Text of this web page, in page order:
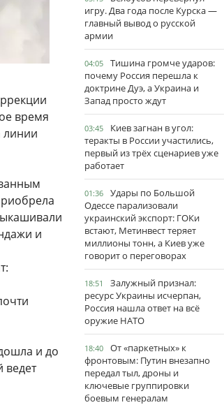
время
линии
и
и до
ведет
игру. Два года после Курска —
главный вывод о русской
армии
04:05
Тишина громче ударов:
почему Россия перешла к
доктрине Дуэ, а Украина и
Запад просто ждут
03:45
Киев загнан в угол:
теракты в России участились,
первый из трёх сценариев уже
работает
01:36
Удары по Большой
Одессе парализовали
украинский экспорт: ГОКи
встают, Метинвест теряет
миллионы тонн, а Киев уже
говорит о переговорах
18:51
Залужный признал:
ресурс Украины исчерпан,
Россия нашла ответ на всё
оружие НАТО
18:40
От «паркетных» к
фронтовым: Путин внезапно
передал тыл, дроны и
ключевые группировки
боевым генералам